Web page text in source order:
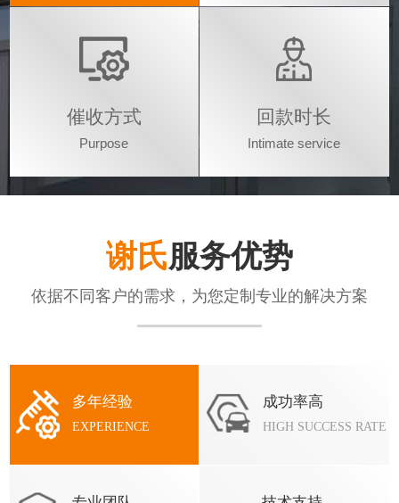
催收方式
Purpose
回款时长
Intimate service
谢氏服务优势
依据不同客户的需求，为您定制专业的解决方案
多年经验
EXPERIENCE
成功率高
HIGH SUCCESS RATE